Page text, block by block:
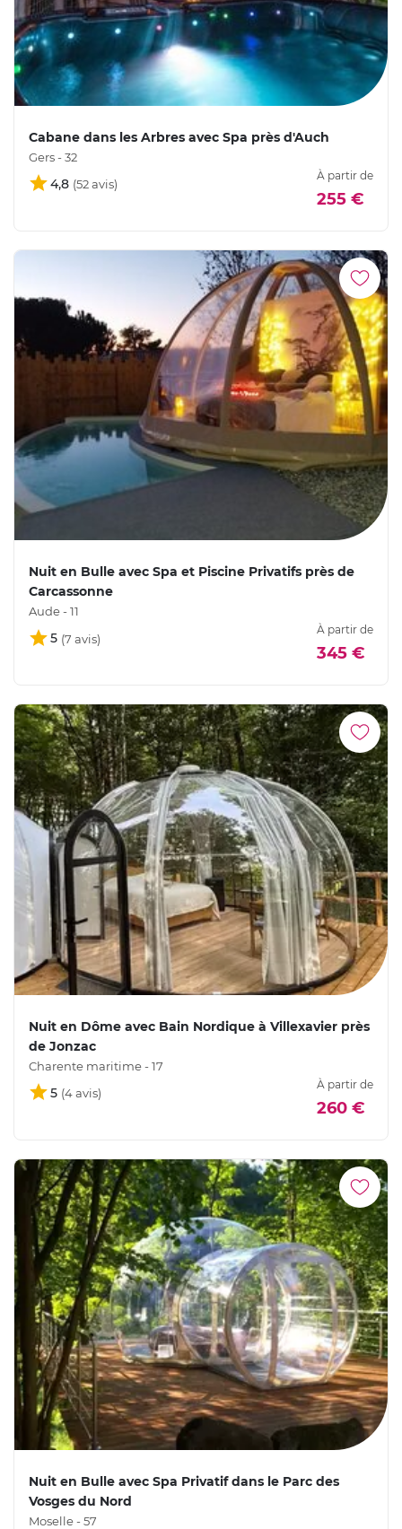
Cabane dans les Arbres avec Spa près d'Auch
Gers - 32
4,8
À partir de
255 €
Nuit en Bulle avec Spa et Piscine Privatifs près de
Carcassonne
Aude - 11
5
À partir de
345 €
Nuit en Dôme avec Bain Nordique à Villexavier près
de Jonzac
Charente maritime - 17
5
À partir de
260 €
Nuit en Bulle avec Spa Privatif dans le Parc des
Vosges du Nord
Moselle - 57